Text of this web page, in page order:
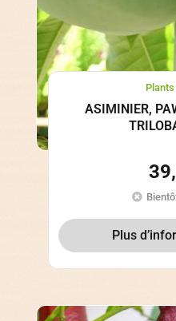
ASIMINIER,
Plus